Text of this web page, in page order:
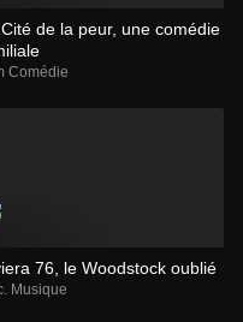
de la peur, une comédie
Comédie
76, le Woodstock oublié
Musique